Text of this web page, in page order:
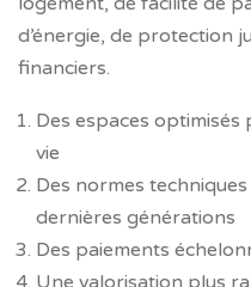
d’énergie, de protection
financiers.
Des espaces optimisés
vie
Des normes
dernières générations
Des paiements
Une valorisation plus